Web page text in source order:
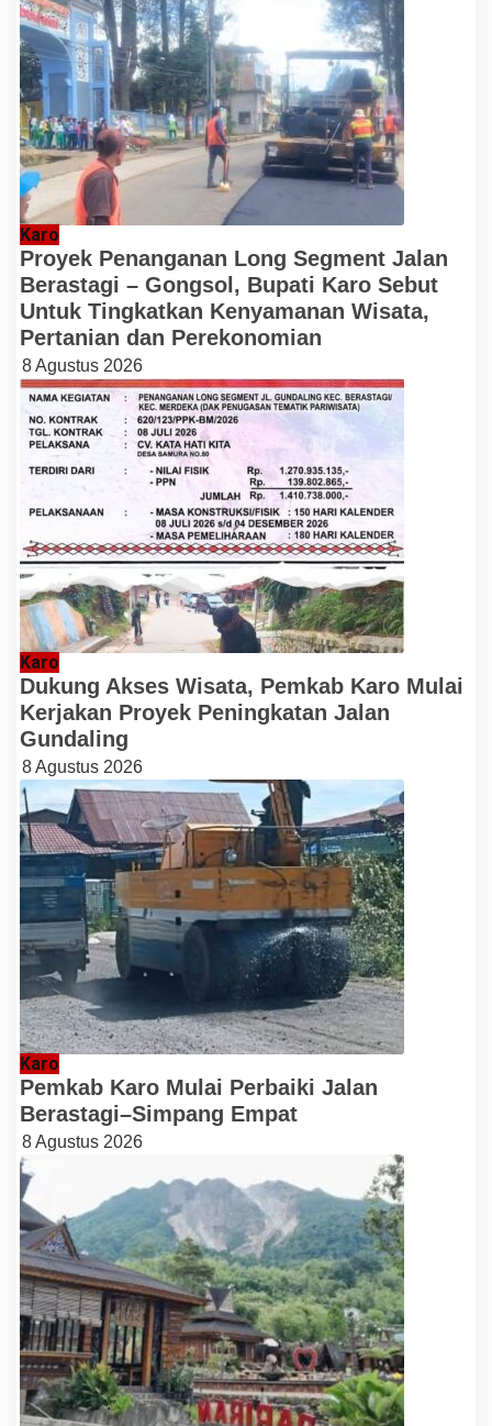
Karo
Proyek Penanganan Long Segment Jalan
Berastagi – Gongsol, Bupati Karo Sebut
Untuk Tingkatkan Kenyamanan Wisata,
Pertanian dan Perekonomian
8 Agustus 2026
Karo
Dukung Akses Wisata, Pemkab Karo Mulai
Kerjakan Proyek Peningkatan Jalan
Gundaling
8 Agustus 2026
Karo
Pemkab Karo Mulai Perbaiki Jalan
Berastagi–Simpang Empat
8 Agustus 2026